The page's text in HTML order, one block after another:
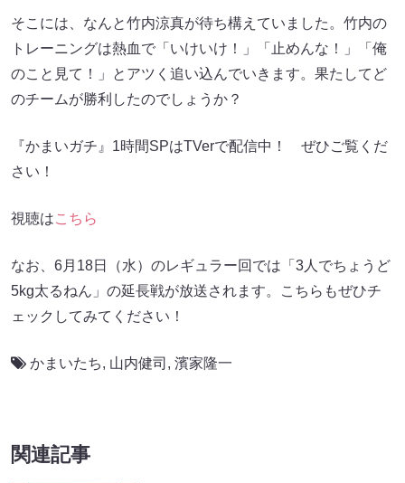
そこには、なんと竹内涼真が待ち構えていました。竹内の
トレーニングは熱血で「いけいけ！」「止めんな！」「俺
のこと見て！」とアツく追い込んでいきます。果たしてど
のチームが勝利したのでしょうか？
『かまいガチ』1時間SPはTVerで配信中！ ぜひご覧くだ
さい！
視聴はこちら
なお、6月18日（水）のレギュラー回では「3人でちょうど
5kg太るねん」の延長戦が放送されます。こちらもぜひチ
ェックしてみてください！
かまいたち, 山内健司 , 濱家隆一
関連記事